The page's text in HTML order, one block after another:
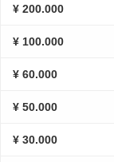
¥ 200.000
¥ 100.000
¥ 60.000
¥ 50.000
¥ 30.000